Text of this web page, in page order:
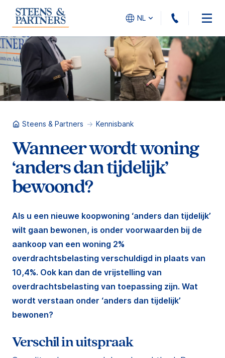
NL 010 -
Steens & Partners Kennisbank
Wanneer wordt woning
‘anders dan tijdelijk’
bewoond?
Als u een nieuwe koopwoning ‘anders dan tijdelijk’
wilt gaan bewonen, is onder voorwaarden bij de
aankoop van een woning 2%
overdrachtsbelasting verschuldigd in plaats van
10,4%. Ook kan dan de vrijstelling van
overdrachtsbelasting van toepassing zijn. Wat
wordt verstaan onder ‘anders dan tijdelijk’
bewonen?
Verschil in uitspraak